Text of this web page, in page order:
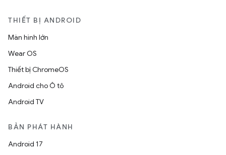
THIẾT BỊ ANDROID
Màn hình lớn
Wear OS
Thiết bị ChromeOS
Android cho Ô tô
Android TV
BẢN PHÁT HÀNH
Android 17